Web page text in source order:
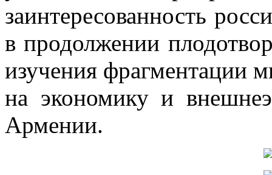
заинтересованность
в продолжении
изучения фрагментации
на экономику и
Армении.